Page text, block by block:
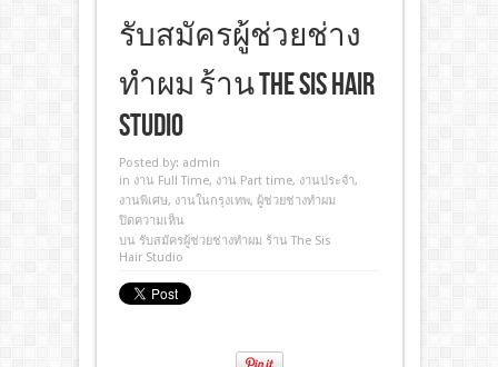
รับสมัครผู้ช่วยช่าง
ทำผม ร้าน The Sis Hair
Studio
Posted by: admin
in งาน Full Time, งาน Part time, งานประจํา,
งานพิเศษ, งานในกรุงเทพ, ผู้ช่วยช่างทำผม
ปิดความเห็น
บน รับสมัครผู้ช่วยช่างทำผม ร้าน The Sis
Hair Studio